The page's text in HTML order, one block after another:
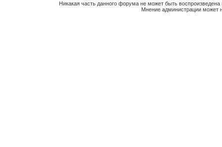
Никакая часть данного форума не может быть
Мнение администрации может